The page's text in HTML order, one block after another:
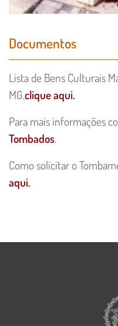
Documentos
Lista de Bens Culturais
MG,clique aqui.
Para mais informações
Tombados.
Como solicitar o
aqui.